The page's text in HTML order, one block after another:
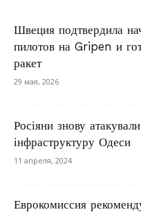
Швеция подтвердила
пилотов на Gripen и
ракет
29 мая, 2026
Росіяни знову
інфраструктуру Одеси
11 апреля, 2024
Еврокомиссия